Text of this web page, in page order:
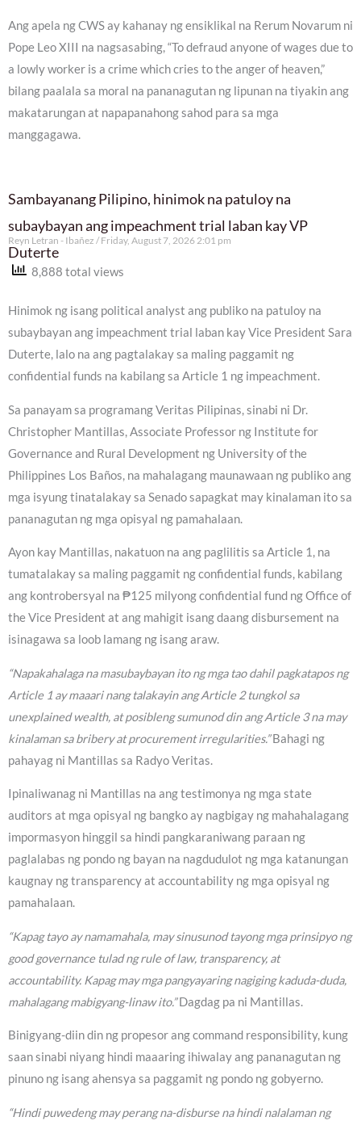
Ang apela ng CWS ay kahanay ng ensiklikal na Rerum Novarum ni
Pope Leo XIII na nagsasabing, “To defraud anyone of wages due to
a lowly worker is a crime which cries to the anger of heaven,”
bilang paalala sa moral na pananagutan ng lipunan na tiyakin ang
makatarungan at napapanahong sahod para sa mga
manggagawa.
Sambayanang Pilipino, hinimok na patuloy na
subaybayan ang impeachment trial laban kay VP
Duterte
Reyn Letran - Ibañez Friday, August 7, 2026 2:01 pm
8,888 total views
Hinimok ng isang political analyst ang publiko na patuloy na
subaybayan ang impeachment trial laban kay Vice President Sara
Duterte, lalo na ang pagtalakay sa maling paggamit ng
confidential funds na kabilang sa Article 1 ng impeachment.
Sa panayam sa programang Veritas Pilipinas, sinabi ni Dr.
Christopher Mantillas, Associate Professor ng Institute for
Governance and Rural Development ng University of the
Philippines Los Baños, na mahalagang maunawaan ng publiko ang
mga isyung tinatalakay sa Senado sapagkat may kinalaman ito sa
pananagutan ng mga opisyal ng pamahalaan.
Ayon kay Mantillas, nakatuon na ang paglilitis sa Article 1, na
tumatalakay sa maling paggamit ng confidential funds, kabilang
ang kontrobersyal na ₱125 milyong confidential fund ng Office of
the Vice President at ang mahigit isang daang disbursement na
isinagawa sa loob lamang ng isang araw.
“Napakahalaga na masubaybayan ito ng mga tao dahil pagkatapos ng
Article 1 ay maaari nang talakayin ang Article 2 tungkol sa
unexplained wealth, at posibleng sumunod din ang Article 3 na may
kinalaman sa bribery at procurement irregularities.”Bahagi ng
pahayag ni Mantillas sa Radyo Veritas.
Ipinaliwanag ni Mantillas na ang testimonya ng mga state
auditors at mga opisyal ng bangko ay nagbigay ng mahahalagang
impormasyon hinggil sa hindi pangkaraniwang paraan ng
paglalabas ng pondo ng bayan na nagdudulot ng mga katanungan
kaugnay ng transparency at accountability ng mga opisyal ng
pamahalaan.
“Kapag tayo ay namamahala, may sinusunod tayong mga prinsipyo ng
good governance tulad ng rule of law, transparency, at
accountability. Kapag may mga pangyayaring nagiging kaduda-duda,
mahalagang mabigyang-linaw ito.”Dagdag pa ni Mantillas.
Binigyang-diin din ng propesor ang command responsibility, kung
saan sinabi niyang hindi maaaring ihiwalay ang pananagutan ng
pinuno ng isang ahensya sa paggamit ng pondo ng gobyerno.
“Hindi puwedeng may perang na-disburse na hindi nalalaman ng